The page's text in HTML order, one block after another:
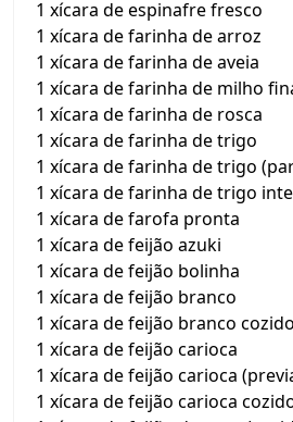
1 xícara de espinafre fresco
1 xícara de farinha de arroz
1 xícara de farinha de aveia
1 xícara de farinha de milho
1 xícara de farinha de rosca
1 xícara de farinha de trigo
1 xícara de farinha de trigo
1 xícara de farinha de trigo
1 xícara de farofa pronta
1 xícara de feijão azuki
1 xícara de feijão bolinha
1 xícara de feijão branco
1 xícara de feijão branco cozido
1 xícara de feijão carioca
1 xícara de feijão carioca
1 xícara de feijão carioca